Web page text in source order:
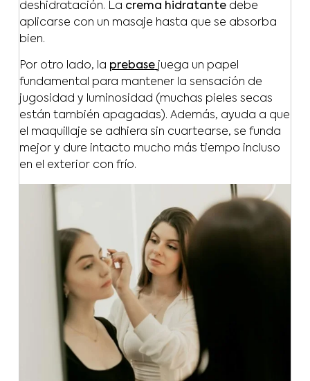
deshidratación. La crema hidratantedebe
aplicarse con un masaje hasta que se absorba
bien.
Por otro lado, la prebase juega un papel
fundamental para mantener la sensación de
jugosidad y luminosidad (muchas pieles secas
están también apagadas). Además, ayuda a que
el maquillaje se adhiera sin cuartearse, se funda
mejor y dure intacto mucho más tiempo incluso
en el exterior con frío.